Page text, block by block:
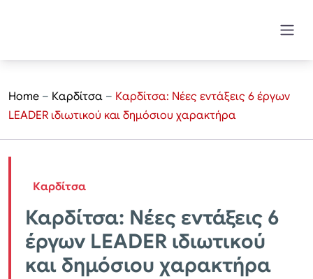
Home – Καρδίτσα – Καρδίτσα: Νέες εντάξεις 6 έργων
LEADER ιδιωτικού και δημόσιου χαρακτήρα
Καρδίτσα
Καρδίτσα: Νέες εντάξεις 6
έργων LEADER ιδιωτικού
και δημόσιου χαρακτήρα